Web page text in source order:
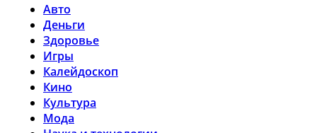
Авто
Деньги
Здоровье
Игры
Калейдоскоп
Кино
Культура
Мода